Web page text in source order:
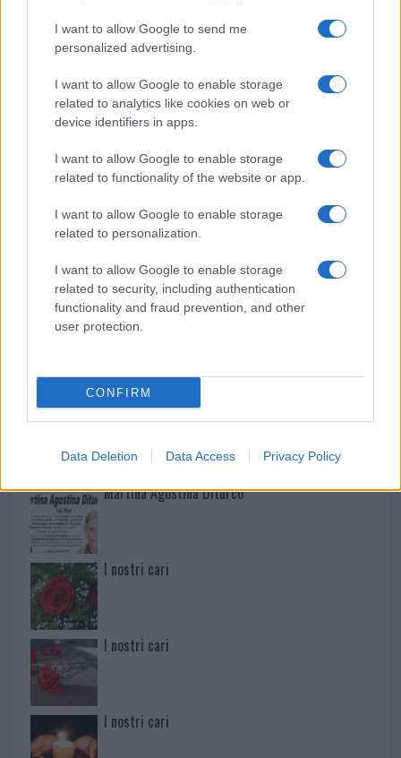
I want to allow Google to send me
personalized advertising.
I want to allow Google to enable storage
related to analytics like cookies on web or
device identifiers in apps.
I want to allow Google to enable storage
related to functionality of the website or app.
I want to allow Google to enable storage
related to personalization.
I want to allow Google to enable storage
related to security, including authentication
functionality and fraud prevention, and other
user protection.
CONFIRM
Data Deletion Data Access Privacy Policy
Le ultime offerte di lavoro a Olbia e in Gallura
NECROLOGIE
Paolo Pinna
Martina Agostina Diturco
I nostri cari
I nostri cari
I nostri cari